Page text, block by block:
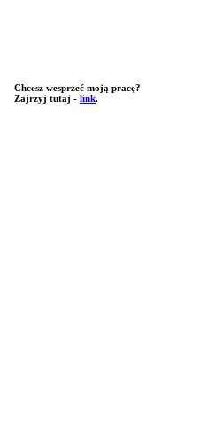
Chcesz wesprzeć moją pracę?
Zajrzyj tutaj - link.